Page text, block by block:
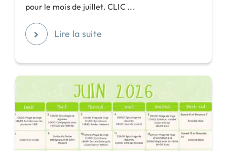
pour le mois de juillet. CLIC ...
Lire la suite